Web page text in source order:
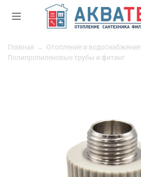
Главная Отопление и водоснабжение
Полипропиленовые трубы и фитинг